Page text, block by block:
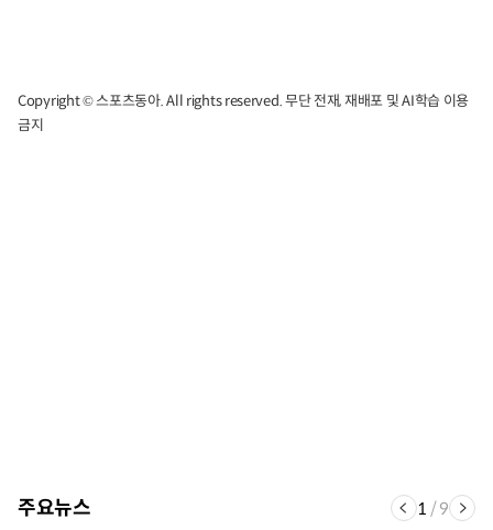
Copyright © 스포츠동아. All rights reserved. 무단 전재, 재배포 및 AI학습 이용
금지
주요뉴스 1 /9